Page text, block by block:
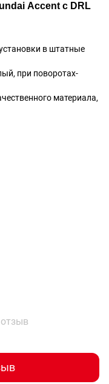
Accent с DRL
в штатные
при поворотах-
материала,